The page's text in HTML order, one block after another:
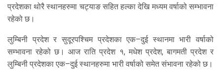
प्रदेशका थोरै स्थानहरुमा चट्याङ सहित हल्का देखि मध्यम वर्षाको सम्भावना
रहेको छ।
लुम्बिनी प्रदेश र सुदूरपश्चिम प्रदेशका एक–दुई स्थानमा भारी वर्षाको
सम्भावना रहेको छ। आज राति प्रदेश १, मधेश प्रदेश, बागमती प्रदेश र
लुम्बिनी प्रदेशका एक–दुई स्थानहरुमा भारी वर्षाको समेत संभावना रहेको छ।